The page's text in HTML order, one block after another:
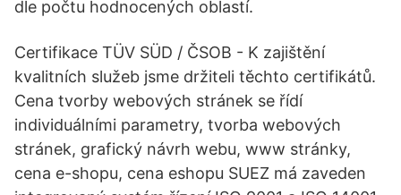
dle počtu hodnocených oblastí.
Certifikace TÜV SÜD / ČSOB - K zajištění
kvalitních služeb jsme držiteli těchto certifikátů.
Cena tvorby webových stránek se řídí
individuálními parametry, tvorba webových
stránek, grafický návrh webu, www stránky,
cena e-shopu, cena eshopu SUEZ má zaveden